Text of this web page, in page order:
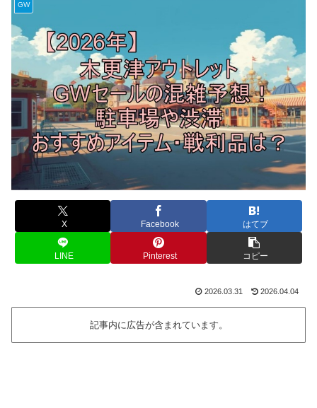
GW
X Facebook はてブ
LINE Pinterest コピー
2026.03.31 2026.04.04
記事内に広告が含まれています。